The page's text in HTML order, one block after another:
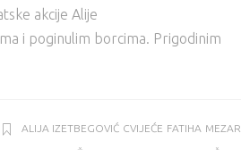
akcije Alije
i poginulim borcima. Prigodinim
ALIJA IZETBEGOVIĆ CVIJEĆE FATIHA MEZAR